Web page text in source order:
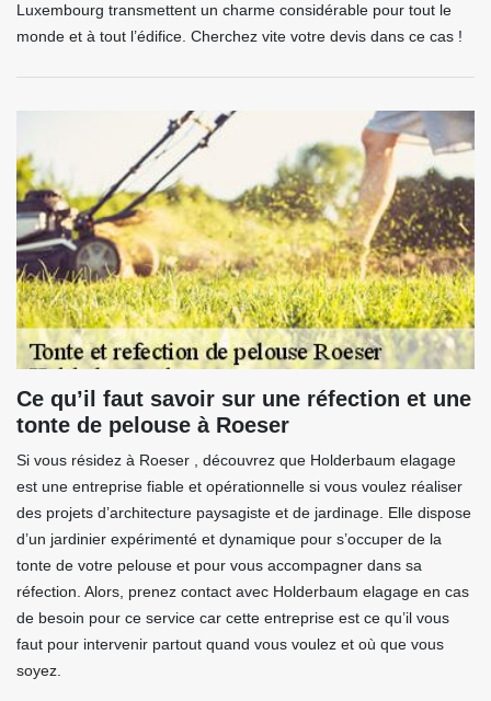
Luxembourg transmettent un charme considérable pour tout le
monde et à tout l’édifice. Cherchez vite votre devis dans ce cas !
Ce qu’il faut savoir sur une réfection et une
tonte de pelouse à Roeser
Si vous résidez à Roeser , découvrez que Holderbaum elagage
est une entreprise fiable et opérationnelle si vous voulez réaliser
des projets d’architecture paysagiste et de jardinage. Elle dispose
d’un jardinier expérimenté et dynamique pour s’occuper de la
tonte de votre pelouse et pour vous accompagner dans sa
réfection. Alors, prenez contact avec Holderbaum elagage en cas
de besoin pour ce service car cette entreprise est ce qu’il vous
faut pour intervenir partout quand vous voulez et où que vous
soyez.